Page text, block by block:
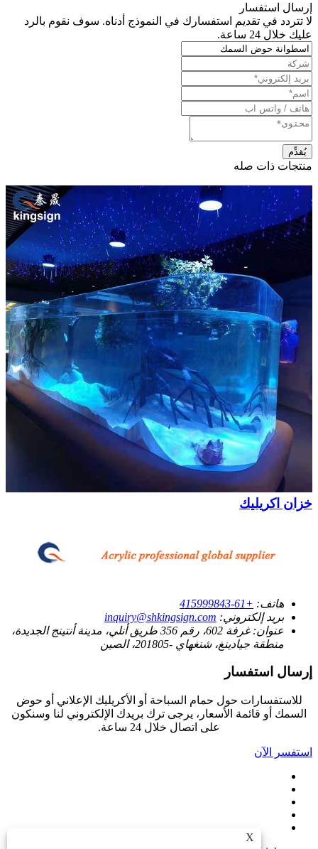
إرسال استفسار
لا تتردد في تقديم استفسارك في النموذج أدناه. سوف نقوم بالرد
عليك خلال 24 ساعة.
منتجات ذات صله
خزان اكريليك
هاتف: +61-415999843
بريد إلكتروني: inquiry@shkingsign.com
عنوان:
غرفة 602، رقم 356 طريق أنلي، مدينة أنتينج الجديدة،
منطقة جيادينغ، شنغهاي -201805، الصين
إرسال استفسار
للاستفسارات حول حمام السباحة أو الأكريليك الإعلاني أو حوض
السمك أو قائمة الأسعار، يرجى ترك بريدك الإلكتروني لنا وسنكون
على اتصال خلال 24 ساعة.
استفسر الآن
X